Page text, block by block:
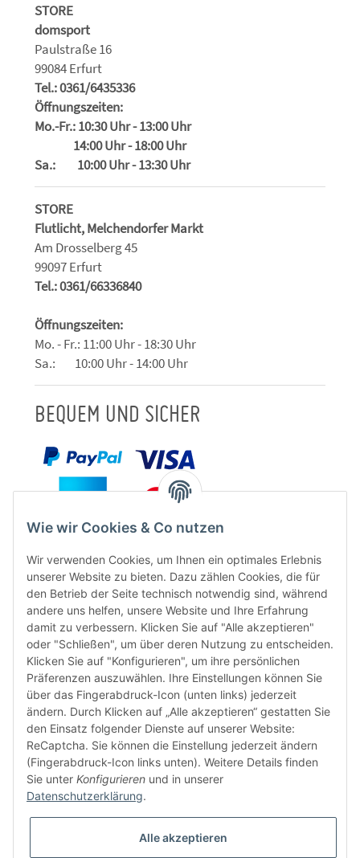
STORE
domsport
Paulstraße 16
99084 Erfurt
Tel.: 0361/6435336
Öffnungszeiten:
Mo.-Fr.: 10:30 Uhr - 13:00 Uhr
14:00 Uhr - 18:00 Uhr
Sa.: 10:00 Uhr - 13:30 Uhr
STORE
Flutlicht, Melchendorfer Markt
Am Drosselberg 45
99097 Erfurt
Tel.: 0361/66336840
Öffnungszeiten:
Mo. - Fr.: 11:00 Uhr - 18:30 Uhr
Sa.: 10:00 Uhr - 14:00 Uhr
BEQUEM UND SICHER
FÜR EUCH UNTERWEGS
Vertrag widerrufen
Wie wir Cookies & Co nutzen
Wir verwenden Cookies, um Ihnen ein optimales Erlebnis
unserer Website zu bieten. Dazu zählen Cookies, die für
den Betrieb der Seite technisch notwendig sind, während
andere uns helfen, unsere Website und Ihre Erfahrung
damit zu verbessern. Klicken Sie auf "Alle akzeptieren"
oder "Schließen", um über deren Nutzung zu entscheiden.
Klicken Sie auf "Konfigurieren", um ihre persönlichen
Präferenzen auszuwählen. Ihre Einstellungen können Sie
über das Fingerabdruck-Icon (unten links) jederzeit
ändern. Durch Klicken auf „Alle akzeptieren“ gestatten Sie
den Einsatz folgender Dienste auf unserer Website:
ReCaptcha. Sie können die Einstellung jederzeit ändern
(Fingerabdruck-Icon links unten). Weitere Details finden
Sie unter Konfigurieren und in unserer
Datenschutzerklärung.
Alle akzeptieren